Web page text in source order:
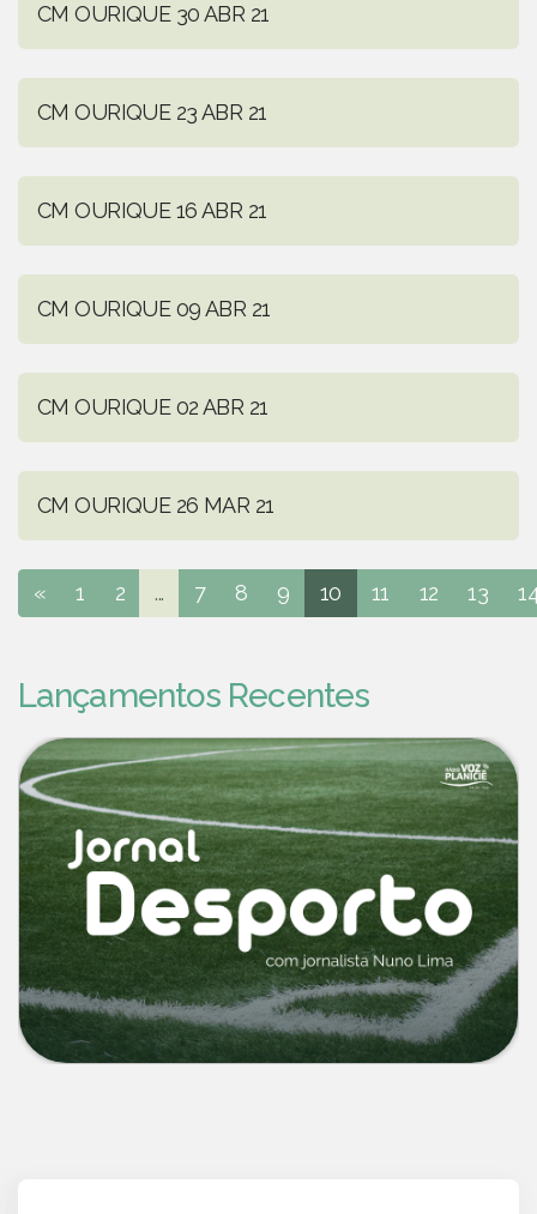
CM OURIQUE 30 ABR 21
CM OURIQUE 23 ABR 21
CM OURIQUE 16 ABR 21
CM OURIQUE 09 ABR 21
CM OURIQUE 02 ABR 21
CM OURIQUE 26 MAR 21
« 1 2 ... 7 8 9 10 11 12 13
Lançamentos Recentes